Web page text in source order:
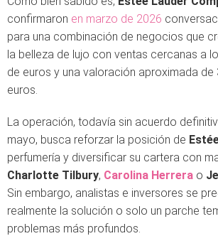
confirmaron en marzo de 2026
para una combinación de negocios que
la belleza de lujo con ventas cercanas a
de euros y una valoración aproximada de
euros.
La operación, todavía sin acuerdo
mayo, busca reforzar la posición de
perfumería y diversificar su cartera con
Charlotte Tilbury, Carolina Herrera o
Sin embargo, analistas e inversores se
realmente la solución o solo un parche
problemas más profundos.